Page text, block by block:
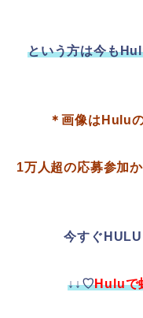
という方は今も
＊画像はHulu
1万人超の応募参加
今すぐ
↓↓♡Huluで